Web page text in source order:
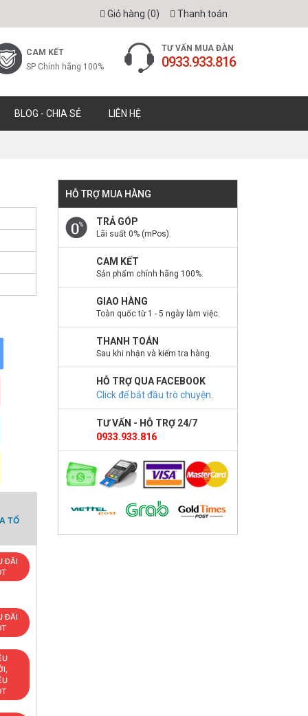
Thanh toán
Giỏ hàng (0)
CAM KẾT
SP Chính hãng 100%
TƯ VẤN MUA ĐÀN
0933.933.816
BLOG - CHIA SẺ LIÊN HỆ
TỔ
ĐÃI
ĐÃI
HỖ TRỢ MUA HÀNG
TRẢ GÓP
Lãi suất 0% (mPos).
CAM KẾT
Sản phẩm chính hãng 100%.
GIAO HÀNG
Toàn quốc từ 1 - 5 ngày làm việc.
THANH TOÁN
Sau khi nhận và kiểm tra hàng.
HỖ TRỢ QUA FACEBOOK
Click để bắt đầu trò chuyện.
TƯ VẤN - HỖ TRỢ 24/7
0933.933.816